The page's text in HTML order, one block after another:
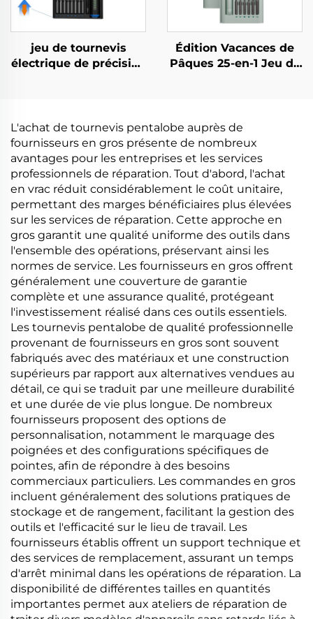
jeu de tournevis
électrique de précision
Édition Vacances de
Pâques 25-en-1 Jeu de
L'achat de tournevis pentalobe auprès de
fournisseurs en gros présente de nombreux
avantages pour les entreprises et les services
professionnels de réparation. Tout d'abord, l'achat
en vrac réduit considérablement le coût unitaire,
permettant des marges bénéficiaires plus élevées
sur les services de réparation. Cette approche en
gros garantit une qualité uniforme des outils dans
l'ensemble des opérations, préservant ainsi les
normes de service. Les fournisseurs en gros offrent
généralement une couverture de garantie
complète et une assurance qualité, protégeant
l'investissement réalisé dans ces outils essentiels.
Les tournevis pentalobe de qualité professionnelle
provenant de fournisseurs en gros sont souvent
fabriqués avec des matériaux et une construction
supérieurs par rapport aux alternatives vendues au
détail, ce qui se traduit par une meilleure durabilité
et une durée de vie plus longue. De nombreux
fournisseurs proposent des options de
personnalisation, notamment le marquage des
poignées et des configurations spécifiques de
pointes, afin de répondre à des besoins
commerciaux particuliers. Les commandes en gros
incluent généralement des solutions pratiques de
stockage et de rangement, facilitant la gestion des
outils et l'efficacité sur le lieu de travail. Les
fournisseurs établis offrent un support technique et
des services de remplacement, assurant un temps
d'arrêt minimal dans les opérations de réparation. La
disponibilité de différentes tailles en quantités
importantes permet aux ateliers de réparation de